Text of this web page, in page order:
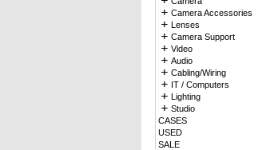
Camera Accessories
Lenses
Camera Support
Video
Audio
Cabling/Wiring
IT / Computers
Lighting
Studio
CASES
USED
SALE